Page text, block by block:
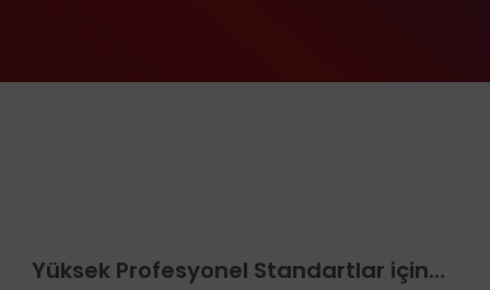
Yüksek Profesyonel Standartlar için…